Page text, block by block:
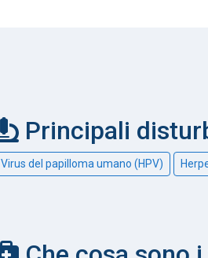
Principali
Virus del papilloma umano (HPV)